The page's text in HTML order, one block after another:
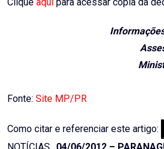
Clique aqui para acessar cópia da
Fonte: Site MP/PR
Como citar e referenciar este artigo: